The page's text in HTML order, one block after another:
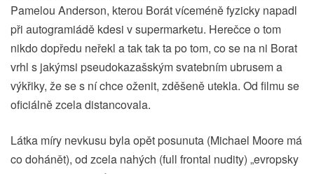
Pamelou Anderson, kterou Borát víceméně fyzicky napadl
při autogramiádě kdesi v supermarketu. Herečce o tom
nikdo dopředu neřekl a tak tak ta po tom, co se na ni Borat
vrhl s jakýmsi pseudokazašským svatebním ubrusem a
výkřiky, že se s ní chce oženit, zděšeně utekla. Od filmu se
oficiálně zcela distancovala.
Látka míry nevkusu byla opět posunuta (Michael Moore má
co dohánět), od zcela nahých (full frontal nudity) „evropsky